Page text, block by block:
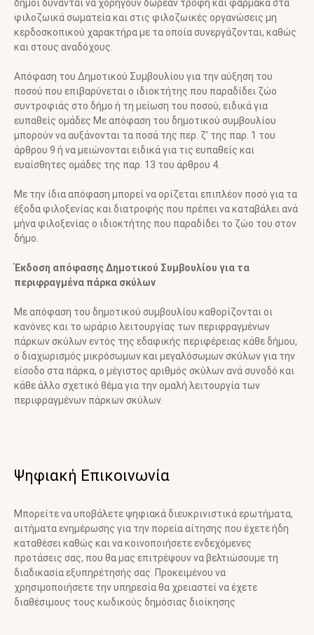
δήμοι δύνανται να χορηγούν δωρεάν τροφή και φάρμακα στα
φιλοζωικά σωματεία και στις φιλοζωικές οργανώσεις μη
κερδοσκοπικού χαρακτήρα με τα οποία συνεργάζονται, καθώς
και στους αναδόχους.
Απόφαση του Δημοτικού Συμβουλίου για την αύξηση του
ποσού που επιβαρύνεται ο ιδιοκτήτης που παραδίδει ζώο
συντροφιάς στο δήμο ή τη μείωση του ποσού, ειδικά για
ευπαθείς ομάδες Με απόφαση του δημοτικού συμβουλίου
μπορούν να αυξάνονται τα ποσά της περ. ζ’ της παρ. 1 του
άρθρου 9 ή να μειώνονται ειδικά για τις ευπαθείς και
ευαίσθητες ομάδες της παρ. 13 του άρθρου 4.
Με την ίδια απόφαση μπορεί να ορίζεται επιπλέον ποσό για τα
έξοδα φιλοξενίας και διατροφής που πρέπει να καταβάλει ανά
μήνα φιλοξενίας ο ιδιοκτήτης που παραδίδει το ζώο του στον
δήμο.
Έκδοση απόφασης Δημοτικού Συμβουλίου για τα
περιφραγμένα πάρκα σκύλων
Με απόφαση του δημοτικού συμβουλίου καθορίζονται οι
κανόνες και το ωράριο λειτουργίας των περιφραγμένων
πάρκων σκύλων εντός της εδαφικής περιφέρειας κάθε δήμου,
ο διαχωρισμός μικρόσωμων και μεγαλόσωμων σκύλων για την
είσοδο στα πάρκα, ο μέγιστος αριθμός σκύλων ανά συνοδό και
κάθε άλλο σχετικό θέμα για την ομαλή λειτουργία των
περιφραγμένων πάρκων σκύλων.
Ψηφιακή Επικοινωνία
Μπορείτε να υποβάλετε ψηφιακά διευκρινιστικά ερωτήματα,
αιτήματα ενημέρωσης για την πορεία αίτησης που έχετε ήδη
καταθέσει καθώς και να κοινοποιήσετε ενδεχόμενες
προτάσεις σας, που θα μας επιτρέψουν να βελτιώσουμε τη
διαδικασία εξυπηρέτησής σας. Προκειμένου να
χρησιμοποιήσετε την υπηρεσία θα χρειαστεί να έχετε
διαθέσιμους τους κωδικούς δημόσιας διοίκησης